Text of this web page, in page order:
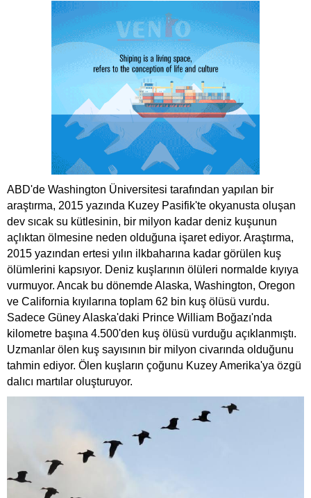
ABD'de Washington Üniversitesi tarafından yapılan bir
araştırma, 2015 yazında Kuzey Pasifik'te okyanusta oluşan
dev sıcak su kütlesinin, bir milyon kadar deniz kuşunun
açlıktan ölmesine neden olduğuna işaret ediyor. Araştırma,
2015 yazından ertesi yılın ilkbaharına kadar görülen kuş
ölümlerini kapsıyor. Deniz kuşlarının ölüleri normalde kıyıya
vurmuyor. Ancak bu dönemde Alaska, Washington, Oregon
ve California kıyılarına toplam 62 bin kuş ölüsü vurdu.
Sadece Güney Alaska'daki Prince William Boğazı'nda
kilometre başına 4.500'den kuş ölüsü vurduğu açıklanmıştı.
Uzmanlar ölen kuş sayısının bir milyon civarında olduğunu
tahmin ediyor. Ölen kuşların çoğunu Kuzey Amerika'ya özgü
dalıcı martılar oluşturuyor.